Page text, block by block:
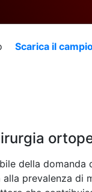
Scarica il
della
prevalenza di